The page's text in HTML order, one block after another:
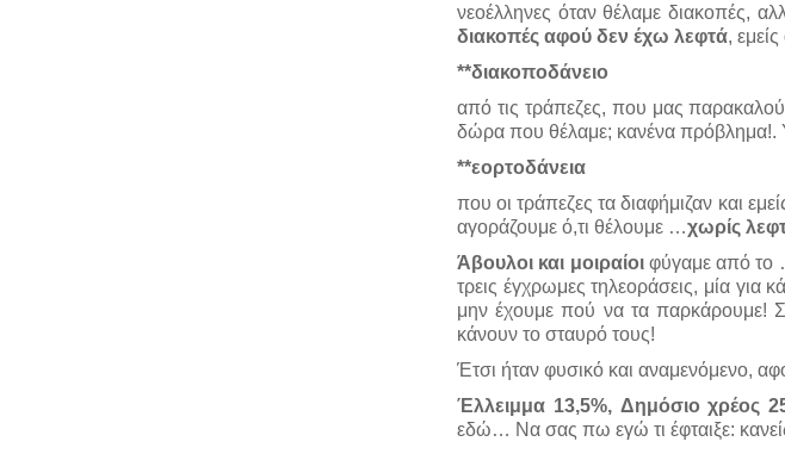
νεοέλληνες όταν θέλαμε διακοπές,
διακοπές αφού δεν έχω λεφτά,
**διακοποδάνειο
από τις τράπεζες, που μας
δώρα που θέλαμε; κανένα
**εορτοδάνεια
που οι τράπεζες τα διαφήμιζαν και
αγοράζουμε ό,τι θέλουμε …χωρίς
Άβουλοι και μοιραίοι φύγαμε από το
τρεις έγχρωμες τηλεοράσεις, μία για
μην έχουμε πού να τα παρκάρουμε!
κάνουν το σταυρό τους!
Έτσι ήταν φυσικό και αναμενόμενο,
Έλλειμμα 13,5%, Δημόσιο χρέος
εδώ… Να σας πω εγώ τι έφταιξε: